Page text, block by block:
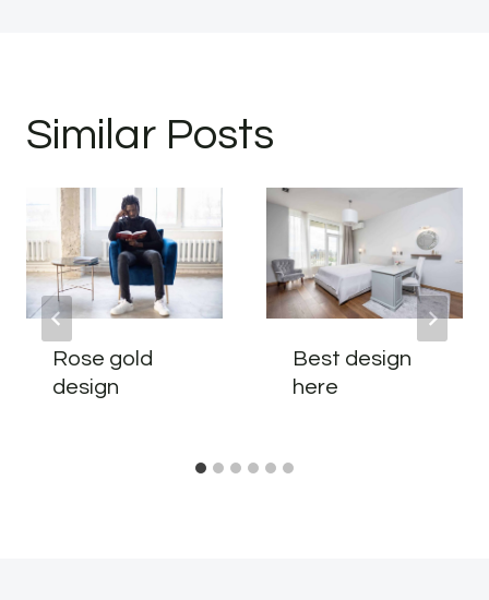
Similar Posts
Rose gold
design
Best design
here